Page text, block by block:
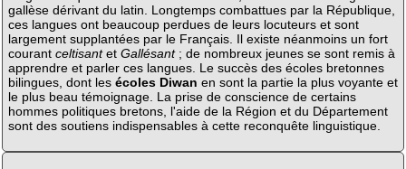
gallèse dérivant du latin. Longtemps combattues par la République,
ces langues ont beaucoup perdues de leurs locuteurs et sont
largement supplantées par le Français. Il existe néanmoins un fort
courant celtisantet Gallésant; de nombreux jeunes se sont remis à
apprendre et parler ces langues. Le succès des écoles bretonnes
bilingues, dont les écoles Diwan en sont la partie la plus voyante et
le plus beau témoignage. La prise de conscience de certains
hommes politiques bretons, l'aide de la Région et du Département
sont des soutiens indispensables à cette reconquête linguistique.